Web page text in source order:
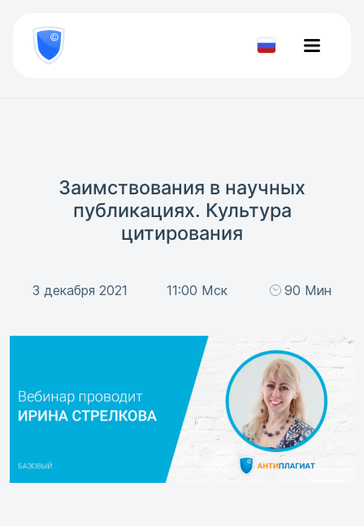
800
777-
81-Проверить
Заимствования в научных
публикациях. Культура
цитирования
3 декабря 2021 11:00 Мск 90 Мин